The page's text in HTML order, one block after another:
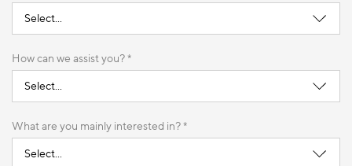
How can we assist you? *
What are you mainly interested in? *